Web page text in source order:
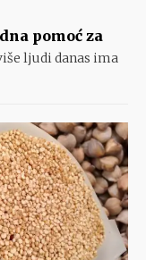
pomoć za
ljudi danas ima